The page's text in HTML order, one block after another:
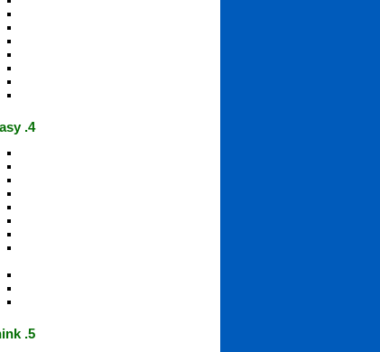
4. Zápasy
5. Trénink